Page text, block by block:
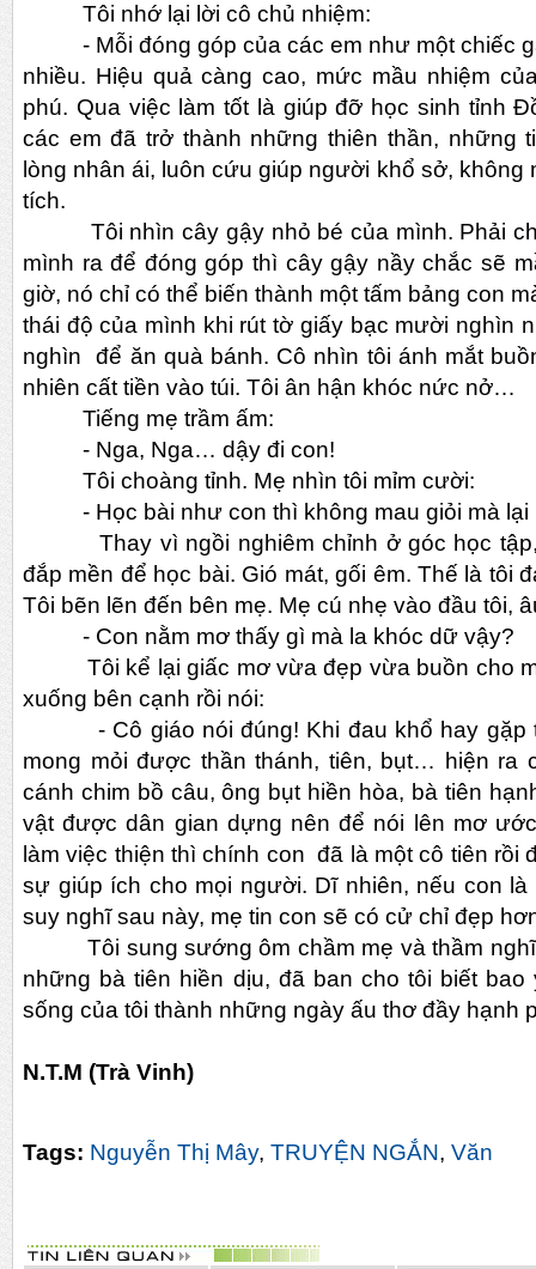
Tôi nhớ lại lời cô chủ nhiệm:
- Mỗi đóng góp của các em như một chiếc
nhiều. Hiệu quả càng cao, mức mầu nhiệm
phú. Qua việc làm tốt là giúp đỡ học sinh tỉnh
các em đã trở thành những thiên thần, những
lòng nhân ái, luôn cứu giúp người khổ sở, không
tích.
Tôi nhìn cây gậy nhỏ bé của mình. Phải chi
mình ra để đóng góp thì cây gậy nầy chắc sẽ
giờ, nó chỉ có thể biến thành một tấm bảng con
thái độ của mình khi rút tờ giấy bạc mười nghìn
nghìn để ăn quà bánh. Cô nhìn tôi ánh mắt
nhiên cất tiền vào túi. Tôi ân hận khóc nức nở…
Tiếng mẹ trầm ấm:
- Nga, Nga… dậy đi con!
Tôi choàng tỉnh. Mẹ nhìn tôi mỉm cười:
- Học bài như con thì không mau giỏi mà lại
Thay vì ngồi nghiêm chỉnh ở góc học tập,
đắp mền để học bài. Gió mát, gối êm. Thế là tôi
Tôi bẽn lẽn đến bên mẹ. Mẹ cú nhẹ vào đầu tôi,
- Con nằm mơ thấy gì mà la khóc dữ vậy?
Tôi kể lại giấc mơ vừa đẹp vừa buồn cho
xuống bên cạnh rồi nói:
- Cô giáo nói đúng! Khi đau khổ hay gặp
mong mỏi được thần thánh, tiên, bụt… hiện ra
cánh chim bồ câu, ông bụt hiền hòa, bà tiên
vật được dân gian dựng nên để nói lên mơ
làm việc thiện thì chính con đã là một cô tiên rồi
sự giúp ích cho mọi người. Dĩ nhiên, nếu con là
suy nghĩ sau này, mẹ tin con sẽ có cử chỉ đẹp
Tôi sung sướng ôm chầm mẹ và thầm nghĩ:
những bà tiên hiền dịu, đã ban cho tôi biết
sống của tôi thành những ngày ấu thơ đầy hạnh
N.T.M (Trà Vinh)
Tags: Nguyễn Thị Mây, TRUYỆN NGẮN, Văn